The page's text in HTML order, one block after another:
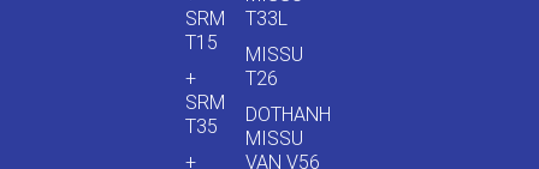
SRM
T15
+
SRM
T35
+
T33L
MISSU
T26
DOTHANH
MISSU
VAN V56